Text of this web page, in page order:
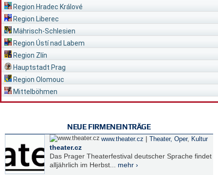
Region Hradec Králové
Region Liberec
Mährisch-Schlesien
Region Ústí nad Labem
Region Zlín
Hauptstadt Prag
Region Olomouc
Mittelböhmen
NEUE FIRMENEINTRÄGE
www.theater.cz | Theater, Oper, Kultur
theater.cz
Das Prager Theaterfestival deutscher Sprache findet
alljährlich im Herbst... mehr ›